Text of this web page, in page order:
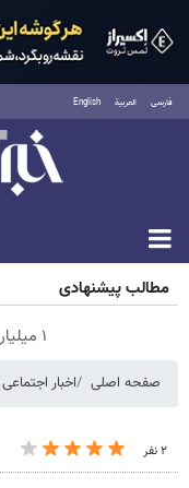
فارسی العربية English
جمعه ۱۶ مرداد ۱۴۰۵
مطالب پیشنهادی
۱ میلیارد اعتبار خرید طلا | بدون ضامن و چک
صفحه اصلی اخبار اجتماعی
۲ نفر